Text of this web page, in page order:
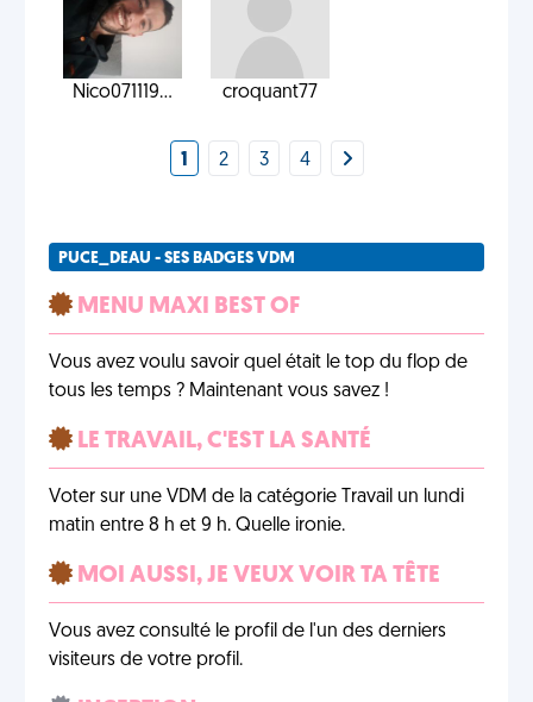
Nico071119... croquant77
1 2 3 4
PUCE_DEAU - SES BADGES VDM
MENU MAXI BEST OF
Vous avez voulu savoir quel était le top du flop de
tous les temps ? Maintenant vous savez !
LE TRAVAIL, C'EST LA SANTÉ
Voter sur une VDM de la catégorie Travail un lundi
matin entre 8 h et 9 h. Quelle ironie.
MOI AUSSI, JE VEUX VOIR TA TÊTE
Vous avez consulté le profil de l'un des derniers
visiteurs de votre profil.